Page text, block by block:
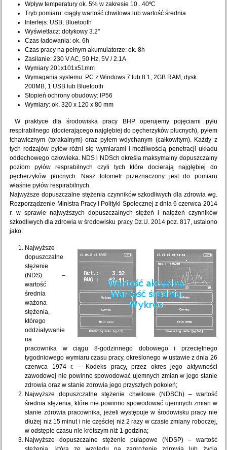
Wpływ temperatury ok. 5% w zakresie 10...40ºC
Tryb pomiaru: ciągły wartość chwilowa lub wartość średnia
Interfejs: USB, Bluetooth
Wyświetlacz: dotykowy 3.2"
Czas ładowania: ok. 6h
Czas pracy na pełnym akumulatorze: ok. 8h
Zasilanie: 230 V AC, 50 Hz, 5V / 2.1A
Wymiary 201x101x51mm
Wymagania systemu: PC z Windows 7 lub 8.1, 2GB RAM, dysk
200MB, 1 USB lub Bluetooth
Stopień ochrony obudowy: IP56
Wymiary: ok. 320 x 120 x 80 mm
W praktyce dla środowiska pracy BHP operujemy pojęciami pyłu
respirabilnego (docierającego najgłębiej do pęcherzyków płucnych), pyłem
tchawicznym (torakalnym) oraz pyłem wdychanym (całkowitym). Każdy z
tych rodzajów pyłów różni się wymiarami i możliwością penetracji układu
oddechowego człowieka. NDS i NDSch określa maksymalny dopuszczalny
poziom pyłów resprabilnych czyli tych które docierają najgłębiej do
pęcherzyków płucnych. Nasz fotometr przeznaczony jest do pomiaru
właśnie pyłów respirabilnych.
Najwyższe dopuszczalne stężenia czynników szkodliwych dla zdrowia wg.
Rozporządzenie Ministra Pracy i Polityki Społecznej z dnia 6 czerwca 2014
r. w sprawie najwyższych dopuszczalnych stężeń i natężeń czynników
szkodliwych dla zdrowia w środowisku pracy Dz.U. 2014 poz. 817, ustalono
jako:
Najwyższe
dopuszczalne
stężenie
(NDS) –
wartość
średnia
ważona
stężenia,
którego
oddziaływanie
na
pracownika w ciągu 8-godzinnego dobowego i przeciętnego
tygodniowego wymiaru czasu pracy, określonego w ustawie z dnia 26
czerwca 1974 r. – Kodeks pracy, przez okres jego aktywności
zawodowej nie powinno spowodować ujemnych zmian w jego stanie
zdrowia oraz w stanie zdrowia jego przyszłych pokoleń;
Najwyższe dopuszczalne stężenie chwilowe (NDSCh) – wartość
średnia stężenia, które nie powinno spowodować ujemnych zmian w
stanie zdrowia pracownika, jeżeli występuje w środowisku pracy nie
dłużej niż 15 minut i nie częściej niż 2 razy w czasie zmiany roboczej,
w odstępie czasu nie krótszym niż 1 godzina;
Najwyższe dopuszczalne stężenie pułapowe (NDSP) – wartość